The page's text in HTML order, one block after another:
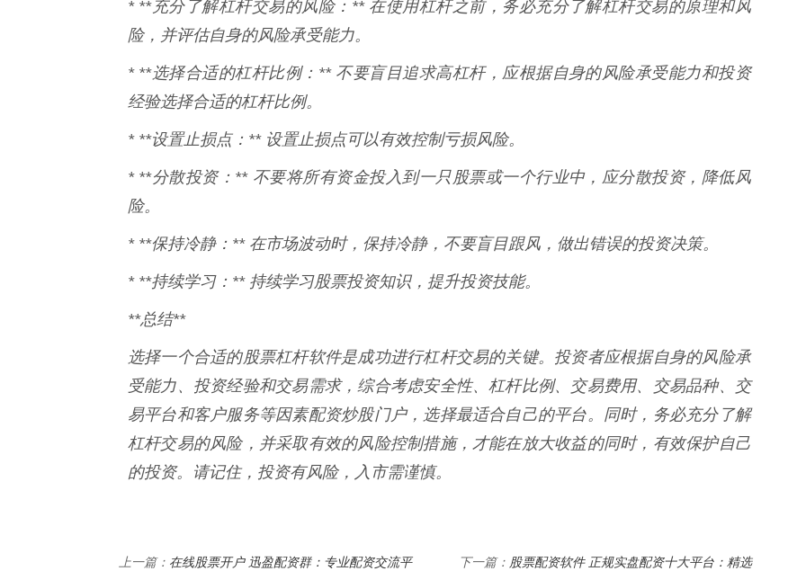
* **充分了解杠杆交易的风险：** 在使用杠杆之前，务必充分了解杠杆交易的原理和风
险，并评估自身的风险承受能力。
* **选择合适的杠杆比例：** 不要盲目追求高杠杆，应根据自身的风险承受能力和投资
经验选择合适的杠杆比例。
* **设置止损点：** 设置止损点可以有效控制亏损风险。
* **分散投资：** 不要将所有资金投入到一只股票或一个行业中，应分散投资，降低风
险。
* **保持冷静：** 在市场波动时，保持冷静，不要盲目跟风，做出错误的投资决策。
* **持续学习：** 持续学习股票投资知识，提升投资技能。
**总结**
选择一个合适的股票杠杆软件是成功进行杠杆交易的关键。投资者应根据自身的风险承
受能力、投资经验和交易需求，综合考虑安全性、杠杆比例、交易费用、交易品种、交
易平台和客户服务等因素配资炒股门户，选择最适合自己的平台。同时，务必充分了解
杠杆交易的风险，并采取有效的风险控制措施，才能在放大收益的同时，有效保护自己
的投资。请记住，投资有风险，入市需谨慎。
上一篇： 在线股票开户 迅盈配资群：专业配资交流平
下一篇： 股票配资软件 正规实盘配资十大平台：精选